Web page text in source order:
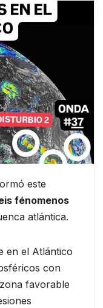
este
fénomenos
atlántica.
en el Atlántico
con
favorable